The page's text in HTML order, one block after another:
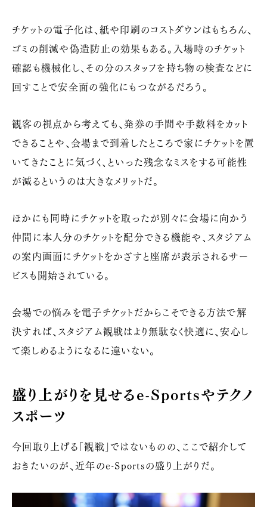
チケットの電子化は、紙や印刷のコストダウンはもちろん、
ゴミの削減や偽造防止の効果もある。入場時のチケット
確認も機械化し、その分のスタッフを持ち物の検査などに
回すことで安全面の強化にもつながるだろう。
観客の視点から考えても、発券の手間や手数料をカット
できることや、会場まで到着したところで家にチケットを置
いてきたことに気づく、といった残念なミスをする可能性
が減るというのは大きなメリットだ。
ほかにも同時にチケットを取ったが別々に会場に向かう
仲間に本人分のチケットを配分できる機能や、スタジアム
の案内画面にチケットをかざすと座席が表示されるサー
ビスも開始されている。
会場での悩みを電子チケットだからこそできる方法で解
決すれば、スタジアム観戦はより無駄なく快適に、安心し
て楽しめるようになるに違いない。
盛り上がりを見せるe-Sportsやテクノ
スポーツ
今回取り上げる「観戦」ではないものの、ここで紹介して
おきたいのが、近年のe-Sportsの盛り上がりだ。